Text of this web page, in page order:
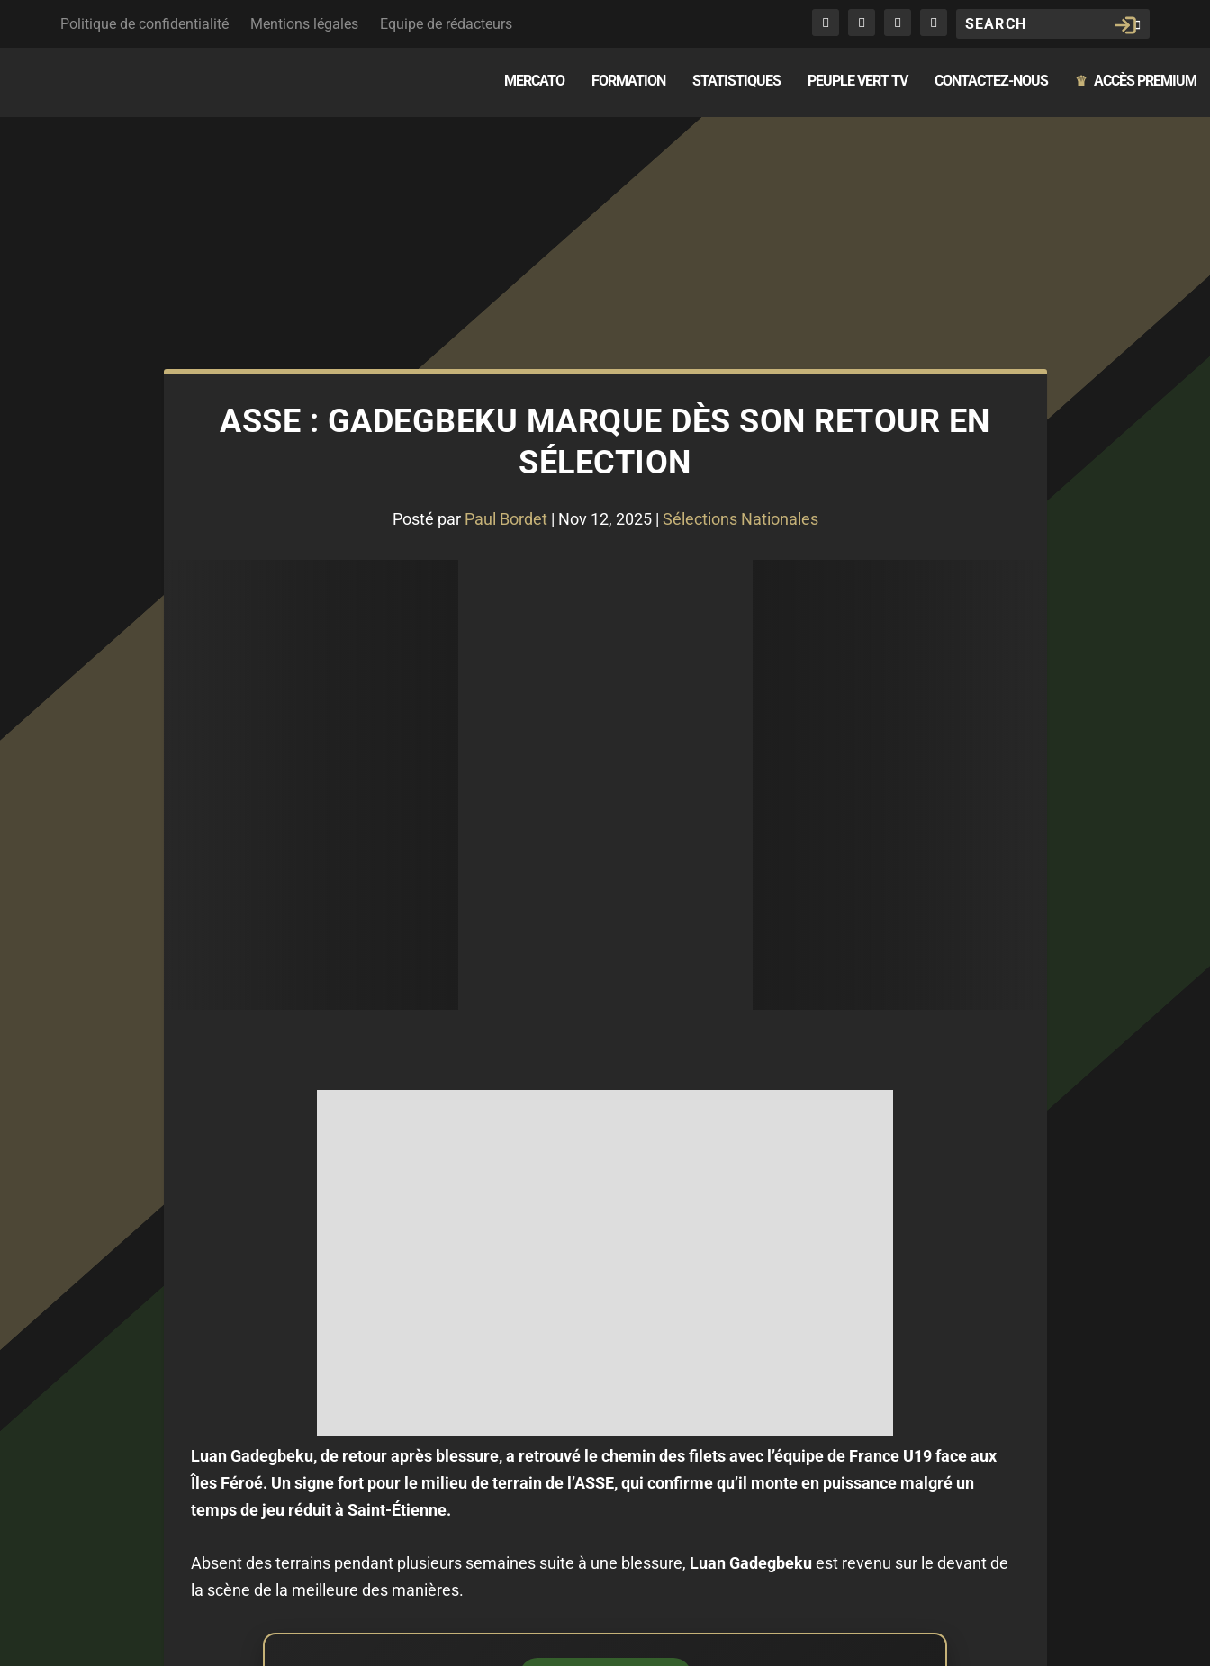
Politique de confidentialité Mentions légales Equipe de rédacteurs
MERCATO FORMATION STATISTIQUES PEUPLE VERT TV CONTACTEZ-NOUS ♛ ACCÈS PREMIUM
ASSE : GADEGBEKU MARQUE DÈS SON RETOUR EN
SÉLECTION
Posté par Paul Bordet| Nov 12, 2025| Sélections Nationales
Luan Gadegbeku, de retour après blessure, a retrouvé le chemin des filets avec l’équipe de France U19 face aux
Îles Féroé. Un signe fort pour le milieu de terrain de l’ASSE, qui confirme qu’il monte en puissance malgré un
temps de jeu réduit à Saint-Étienne.
Absent des terrains pendant plusieurs semaines suite à une blessure, Luan Gadegbekuest revenu sur le devant de
la scène de la meilleure des manières.